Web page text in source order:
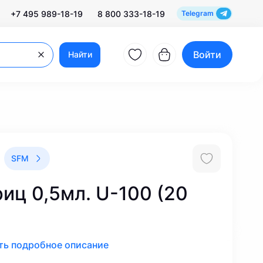
+7 495 989-18-19 8 800 333-18-19 Telegram
Найти Войти
SFM
0,5мл. U-100 (20
подробное описание